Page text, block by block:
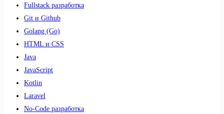
Fullstack разработка
Git и Github
Golang (Go)
HTML и CSS
Java
JavaScript
Kotlin
Laravel
No-Code разработка